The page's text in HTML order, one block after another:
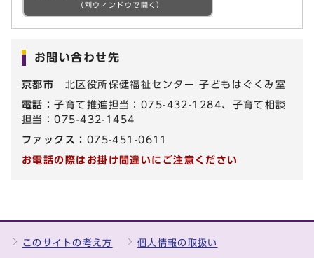
（別ウィンドウで開く）
お問い合わせ先
京都市 北区役所保健福祉センター 子どもはぐくみ室
電話：子育て推進担当：075-432-1284、子育て相談
担当：075-432-1454
ファックス： 075-451-0611
お電話の際はお掛け間違いにご注意ください
このサイトの考え方 個人情報の取扱い